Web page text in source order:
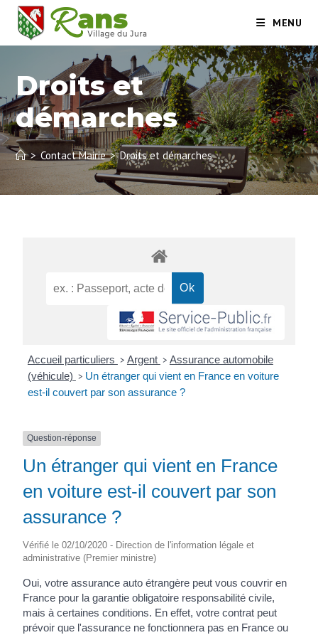
MENU
Droits et
démarches
> Contact Mairie > Droits et démarches
Accueil particuliers > Argent > Assurance automobile
(véhicule) > Un étranger qui vient en France en voiture
est-il couvert par son assurance ?
Question-réponse
Un étranger qui vient en France
en voiture est-il couvert par son
assurance ?
Vérifié le 02/10/2020 - Direction de l'information légale et
administrative (Premier ministre)
Oui, votre assurance auto étrangère peut vous couvrir en
France pour la garantie obligatoire responsabilité civile,
mais à certaines conditions. En effet, votre contrat peut
prévoir que l'assurance ne fonctionnera pas en France ou